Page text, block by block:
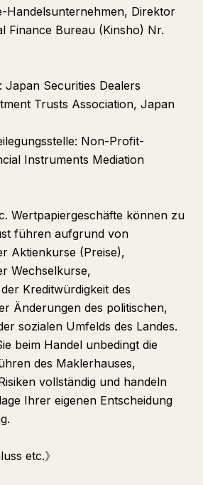
Handelsunternehmen, Direktor
Finance Bureau (Kinsho) Nr.
Japan Securities Dealers
Trusts Association, Japan
Non-Profit-
Instruments Mediation
Wertpapiergeschäfte können zu
führen aufgrund von
Aktienkurse (Preise),
Wechselkurse,
Kreditwürdigkeit des
Änderungen des politischen,
sozialen Umfelds des Landes.
beim Handel unbedingt die
des Maklerhauses,
vollständig und handeln
Ihrer eigenen Entscheidung
etc.》